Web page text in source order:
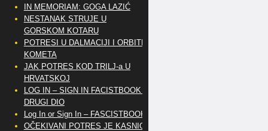
IN MEMORIAM: GOGA LAZIĆ
NESTANAK STRUJE U
GORSKOM KOTARU
POTRESI U DALMACIJI I ORBITE
KOMETA
JAK POTRES KOD TRILJ-a U
HRVATSKOJ
LOG IN – SIGN IN FACISTBOOK –
DRUGI DIO
Log In or Sign In – FASCISTBOOK
OČEKIVANI POTRES JE KASNIO